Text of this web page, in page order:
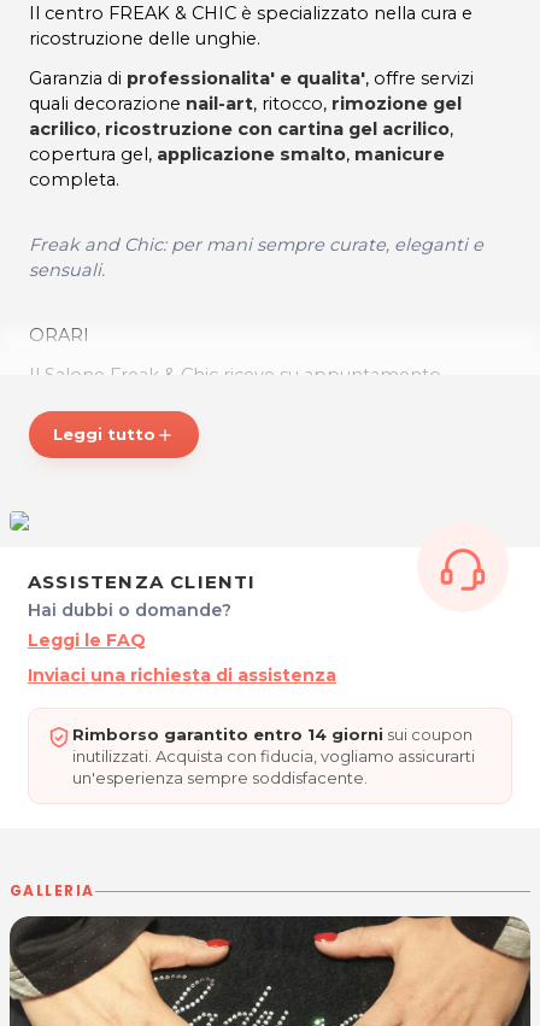
Il centro FREAK & CHIC è specializzato nella cura e
ricostruzione delle unghie.
Garanzia di professionalita' e qualita', offre servizi
quali decorazione nail-art, ritocco, rimozione gel
acrilico, ricostruzione con cartina gel acrilico,
copertura gel, applicazione smalto, manicure
completa.
Freak and Chic: per mani sempre curate, eleganti e
sensuali.
ORARI
Il Salone Freak & Chic riceve su appuntamento.
FREAK & CHIC - NAIL ART
P.IVA 01160230320
Per ulteriori informazioni sull'offerta o sulle
modalità di acquisto scrivi aposta@espevia.it
Leggi tutto add
ASSISTENZA CLIENTI
Hai dubbi o domande?
Leggi le FAQ
Inviaci una richiesta di assistenza
Rimborso garantito entro 14 giorni sui coupon
inutilizzati. Acquista con fiducia, vogliamo assicurarti
un'esperienza sempre soddisfacente.
GALLERIA